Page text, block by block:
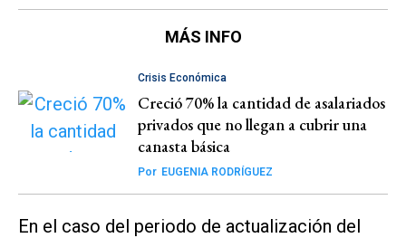
MÁS INFO
Crisis Económica
Creció 70% la cantidad de asalariados
privados que no llegan a cubrir una
canasta básica
Por EUGENIA RODRÍGUEZ
En el caso del periodo de actualización del